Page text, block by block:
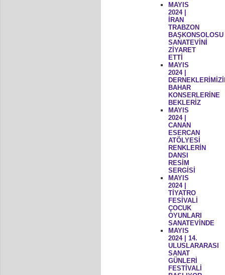
MAYIS
2024 |
İRAN
TRABZON
BAŞKONSOLOSU
SANATEVİNİ
ZİYARET
ETTİ
MAYIS
2024 |
BAHAR
KONSERLERİNE
BEKLERİZ
MAYIS
2024 |
CANAN
ESERCAN
ATÖLYESİ
RENKLERİN
DANSI
RESİM
SERGİSİ
MAYIS
2024 |
TİYATRO
FESİVALİ
ÇOCUK
OYUNLARI
SANATEVİNDE
MAYIS
2024 | 14.
ULUSLARARASI
SANAT
GÜNLERİ
FESTİVALİ